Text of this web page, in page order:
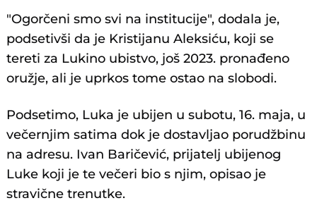
"Ogorčeni smo svi na institucije", dodala je,
podsetivši da je Kristijanu Aleksiću, koji se
tereti za Lukino ubistvo, još 2023. pronađeno
oružje, ali je uprkos tome ostao na slobodi.
Podsetimo, Luka je ubijen u subotu, 16. maja, u
večernjim satima dok je dostavljao porudžbinu
na adresu. Ivan Baričević, prijatelj ubijenog
Luke koji je te večeri bio s njim, opisao je
stravične trenutke.